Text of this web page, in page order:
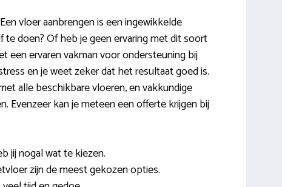
vloer aanbrengen is een ingewikkelde
doen? Of heb je geen ervaring met dit soort
een ervaren vakman voor ondersteuning bij
en je weet zeker dat het resultaat goed is.
alle beschikbare vloeren, en vakkundige
Evenzeer kan je meteen een offerte krijgen bij
jij nogal wat te kiezen.
zijn de meest gekozen opties.